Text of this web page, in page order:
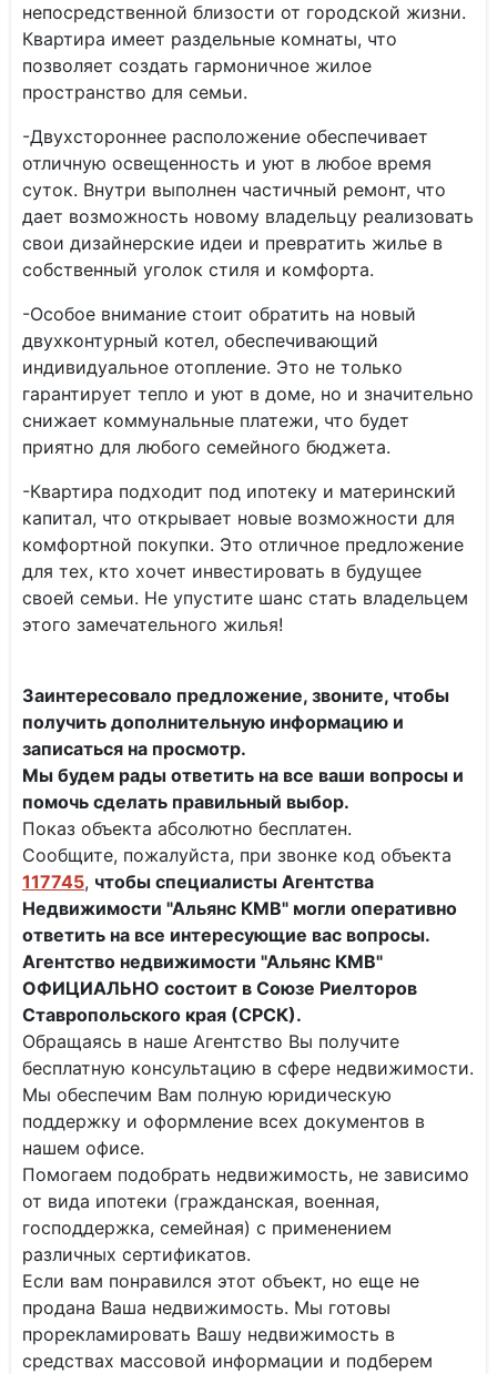
непосредственной близости от городской жизни.
Квартира имеет раздельные комнаты, что
позволяет создать гармоничное жилое
пространство для семьи.
-Двухстороннее расположение обеспечивает
отличную освещенность и уют в любое время
суток. Внутри выполнен частичный ремонт, что
дает возможность новому владельцу реализовать
свои дизайнерские идеи и превратить жилье в
собственный уголок стиля и комфорта.
-Особое внимание стоит обратить на новый
двухконтурный котел, обеспечивающий
индивидуальное отопление. Это не только
гарантирует тепло и уют в доме, но и значительно
снижает коммунальные платежи, что будет
приятно для любого семейного бюджета.
-Квартира подходит под ипотеку и материнский
капитал, что открывает новые возможности для
комфортной покупки. Это отличное предложение
для тех, кто хочет инвестировать в будущее
своей семьи. Не упустите шанс стать владельцем
этого замечательного жилья!
Заинтересовало предложение, звоните, чтобы
получить дополнительную информацию и
записаться на просмотр.
Мы будем рады ответить на все ваши вопросы и
помочь сделать правильный выбор.
Показ объекта абсолютно бесплатен.
Сообщите, пожалуйста, при звонке код объекта
117745, чтобы специалисты Агентства
Недвижимости "Альянс КМВ" могли оперативно
ответить на все интересующие вас вопросы.
Агентство недвижимости "Альянс КМВ"
ОФИЦИАЛЬНО состоит в Союзе Риелторов
Ставропольского края (СРСК).
Обращаясь в наше Агентство Вы получите
бесплатную консультацию в сфере недвижимости.
Мы обеспечим Вам полную юридическую
поддержку и оформление всех документов в
нашем офисе.
Помогаем подобрать недвижимость, не зависимо
от вида ипотеки (гражданская, военная,
господдержка, семейная) с применением
различных сертификатов.
Если вам понравился этот объект, но еще не
продана Ваша недвижимость. Мы готовы
прорекламировать Вашу недвижимость в
средствах массовой информации и подберем